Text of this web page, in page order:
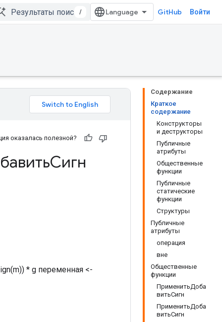
/ GitHub Войти
Содержание
Краткое
содержание
Конструкторы
и деструкторы
Публичные
атрибуты
Общественные
функции
Публичные
статические
функции
Структуры
Публичные
атрибуты
операция
вне
Общественные
функции
ПрименитьДоба
витьСигн
ПрименитьДоба
витьСигн
оказалась полезной?
* g переменная <-